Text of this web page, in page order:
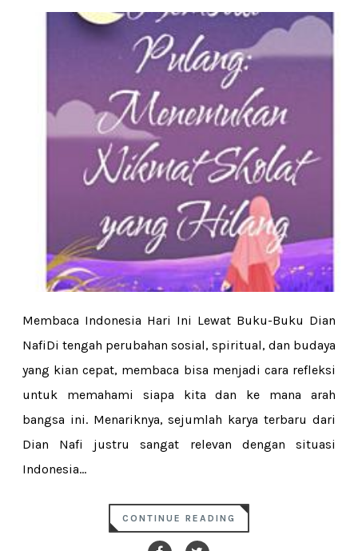
Membaca Indonesia Hari Ini Lewat Buku-Buku Dian
NafiDi tengah perubahan sosial, spiritual, dan budaya
yang kian cepat, membaca bisa menjadi cara refleksi
untuk memahami siapa kita dan ke mana arah
bangsa ini. Menariknya, sejumlah karya terbaru dari
Dian Nafi justru sangat relevan dengan situasi
Indonesia...
CONTINUE READING